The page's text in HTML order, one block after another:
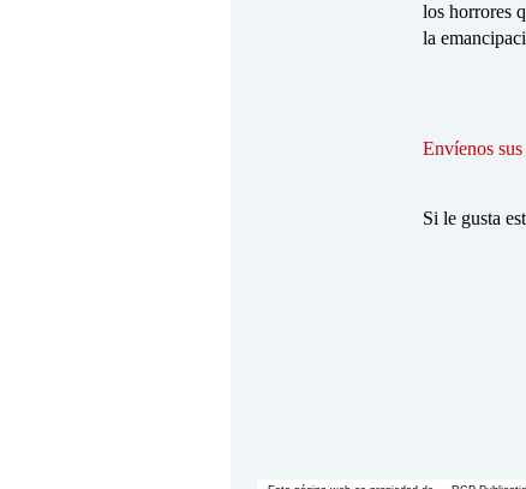
los horrores
la
Envíenos
Si le gusta